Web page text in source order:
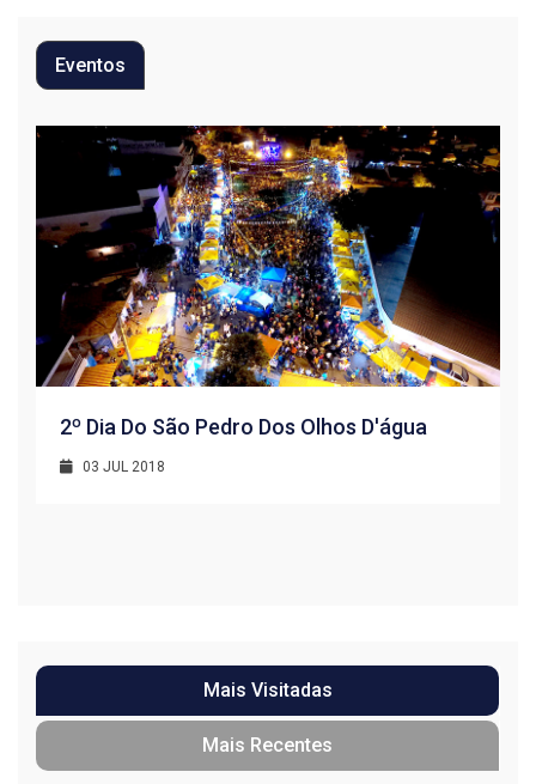
Eventos
2º Dia Do São Pedro Dos Olhos D'água
03 JUL 2018
Mais Visitadas
Mais Recentes